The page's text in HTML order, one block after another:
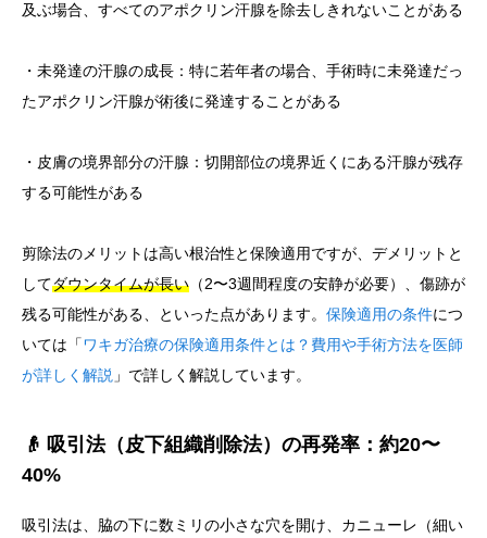
及ぶ場合、すべてのアポクリン汗腺を除去しきれないことがある
・未発達の汗腺の成長：特に若年者の場合、手術時に未発達だっ
たアポクリン汗腺が術後に発達することがある
・皮膚の境界部分の汗腺：切開部位の境界近くにある汗腺が残存
する可能性がある
剪除法のメリットは高い根治性と保険適用ですが、デメリットと
してダウンタイムが長い （2〜3週間程度の安静が必要）、傷跡が
残る可能性がある、といった点があります。 保険適用の条件につ
いては「ワキガ治療の保険適用条件とは？費用や手術方法を医師
が詳しく解説 」で詳しく解説しています。
👴 吸引法（皮下組織削除法）の再発率：約20〜
40%
吸引法は、脇の下に数ミリの小さな穴を開け、カニューレ（細い